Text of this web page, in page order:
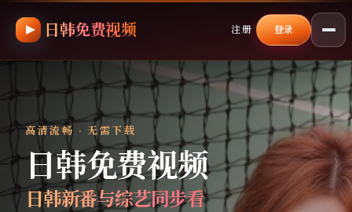
跳过导航，进入正文
日韩免费视频 注册 登录
高清流畅 · 无需下载
日韩免费视频
日韩新番与综艺同步看